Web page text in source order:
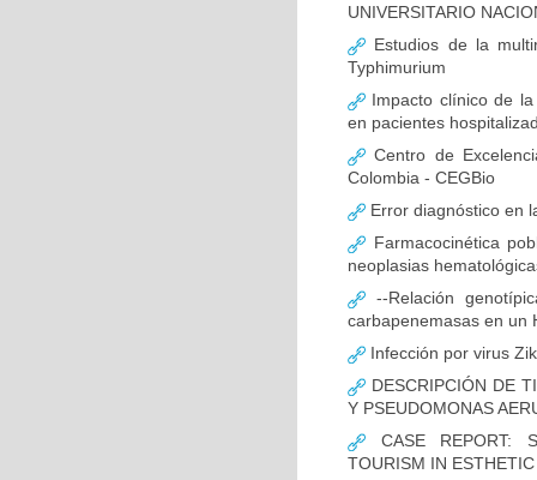
UNIVERSITARIO
Estudios de la
Typhimurium
Impacto clínico de
en pacientes
Centro de
Colombia - CEGBio
Error diagnóstico en
Farmacocinética
neoplasias
--Relación
carbapenemasas en un
Infección por virus
DESCRIPCIÓN DE
Y PSEUDOMONAS
CASE REPORT:
TOURISM IN